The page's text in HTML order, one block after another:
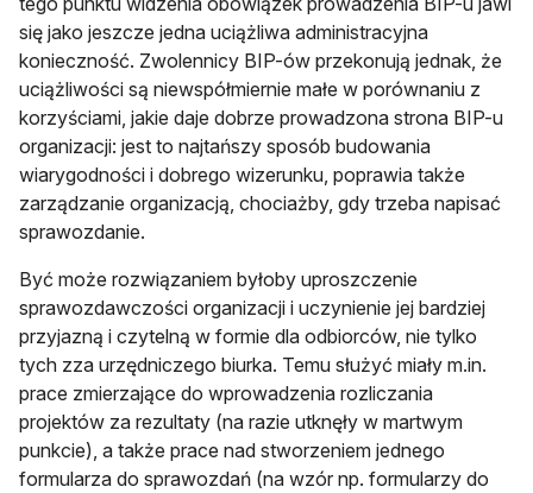
się jako jeszcze jedna uciążliwa administracyjna
konieczność. Zwolennicy BIP-ów przekonują jednak, że
uciążliwości są niewspółmiernie małe w porównaniu z
korzyściami, jakie daje dobrze prowadzona strona BIP-u
organizacji: jest to najtańszy sposób budowania
wiarygodności i dobrego wizerunku, poprawia także
zarządzanie organizacją, chociażby, gdy trzeba napisać
sprawozdanie.
Być może rozwiązaniem byłoby uproszczenie
sprawozdawczości organizacji i uczynienie jej bardziej
przyjazną i czytelną w formie dla odbiorców, nie tylko
tych zza urzędniczego biurka. Temu służyć miały m.in.
prace zmierzające do wprowadzenia rozliczania
projektów za rezultaty (na razie utknęły w martwym
punkcie), a także prace nad stworzeniem jednego
formularza do sprawozdań (na wzór np. formularzy do